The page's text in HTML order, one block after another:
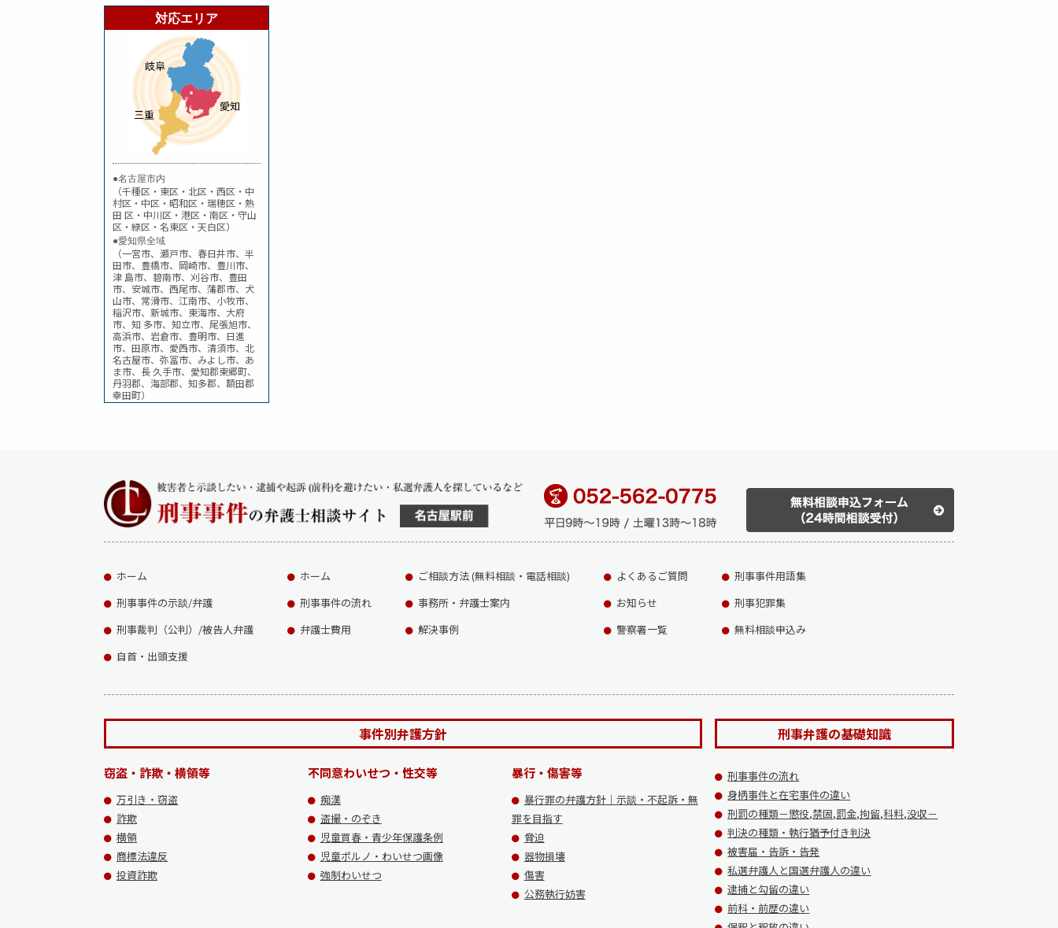
対応エリア
●名古屋市内
（千種区・東区・北区・西区・中
村区・中区・昭和区・瑞穂区・熱
田 区・中川区・港区・南区・守山
区・緑区・名東区・天白区）
●愛知県全域
（一宮市、瀬戸市、春日井市、半
田市、豊橋市、岡崎市、豊川市、
津 島市、碧南市、刈谷市、豊田
市、安城市、西尾市、蒲郡市、犬
山市、常滑市、江南市、小牧市、
稲沢市、新城市、東海市、大府
市、知 多市、知立市、尾張旭市、
高浜市、岩倉市、豊明市、日進
市、田原市、愛西市、清須市、北
名古屋市、弥冨市、みよし市、あ
ま市、長 久手市、愛知郡東郷町、
丹羽郡、海部郡、知多郡、額田郡
幸田町）
ホーム
刑事事件の示談/弁護
刑事裁判（公判）/被告人弁護
自首・出頭支援
ホーム
刑事事件の流れ
弁護士費用
ご相談方法 (無料相談・電話相談)
事務所・弁護士案内
解決事例
よくあるご質問
お知らせ
警察署一覧
刑事事件用語集
刑事犯罪集
無料相談申込み
事件別弁護方針
窃盗・詐欺・横領等
万引き・窃盗
詐欺
横領
商標法違反
投資詐欺
不同意わいせつ・性交等
痴漢
盗撮・のぞき
児童買春・青少年保護条例
児童ポルノ・わいせつ画像
強制わいせつ
暴行・傷害等
暴行罪の弁護方針｜示談・不起訴・無
罪を目指す
脅迫
器物損壊
傷害
公務執行妨害
刑事弁護の基礎知識
刑事事件の流れ
身柄事件と在宅事件の違い
刑罰の種類－懲役,禁固,罰金,拘留,科料,没収－
判決の種類・執行猶予付き判決
被害届・告訴・告発
私選弁護人と国選弁護人の違い
逮捕と勾留の違い
前科・前歴の違い